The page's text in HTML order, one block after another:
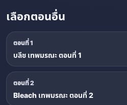
เลือกตอนอื่น
ตอนที่ 1
บลีช เทพมรณะ ตอนที่ 1
ตอนที่ 2
Bleach เทพมรณะ ตอนที่ 2